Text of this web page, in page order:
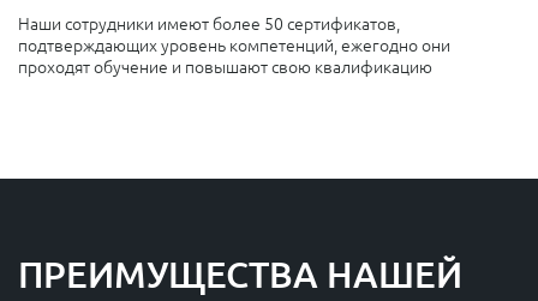
Наши сотрудники имеют более 50 сертификатов,
подтверждающих уровень компетенций, ежегодно они
проходят обучение и повышают свою квалификацию
ПРЕИМУЩЕСТВА НАШЕЙ